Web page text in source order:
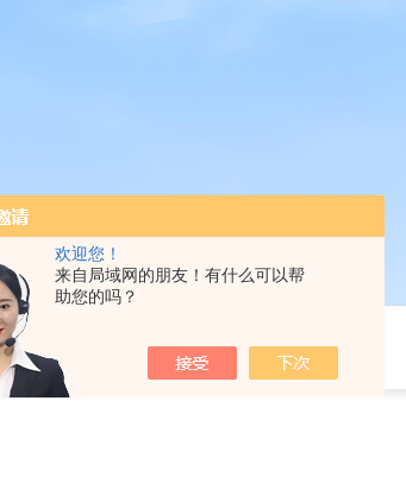
欢迎您！
来自局域网的朋友！有什么可以帮
助您的吗？